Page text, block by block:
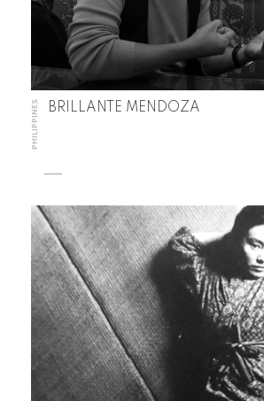
PHILIPPINES BRILLANTE MENDOZA